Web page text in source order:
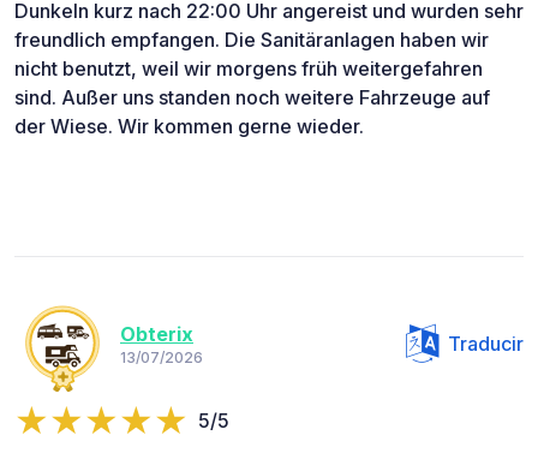
Dunkeln kurz nach 22:00 Uhr angereist und wurden sehr
freundlich empfangen. Die Sanitäranlagen haben wir
nicht benutzt, weil wir morgens früh weitergefahren
sind. Außer uns standen noch weitere Fahrzeuge auf
der Wiese. Wir kommen gerne wieder.
Obterix
13/07/2026
Traducir
5/5